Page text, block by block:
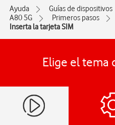
Ayuda Guías de dispositivos
A80 5G
Primeros pasos
Inserta la tarjeta SIM
Elige el tema